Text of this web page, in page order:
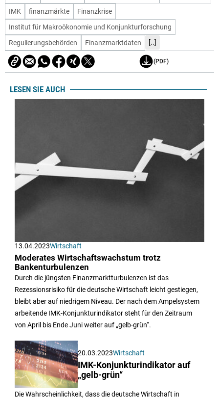
IMK
finanzmärkte
Finanzkrise
Institut für Makroökonomie und Konjunkturforschung
Regulierungsbehörden
Finanzmarktdaten [..]
(PDF)
LESEN SIE AUCH
13.04.2023Wirtschaft
Moderates Wirtschaftswachstum trotz
Bankenturbulenzen
Durch die jüngsten Finanzmarktturbulenzen ist das
Rezessionsrisiko für die deutsche Wirtschaft leicht gestiegen,
bleibt aber auf niedrigem Niveau. Der nach dem Ampelsystem
arbeitende IMK-Konjunkturindikator steht für den Zeitraum
von April bis Ende Juni weiter auf „gelb-grün“.
20.03.2023Wirtschaft
IMK-Konjunkturindikator auf
„gelb-grün“
Die Wahrscheinlichkeit, dass die deutsche Wirtschaft in